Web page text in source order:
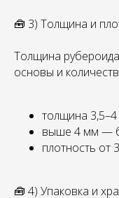
🧰 3) Толщина и
Толщина
основы и
толщина
выше 4 мм —
плотность
🧰 4) Упаковка и